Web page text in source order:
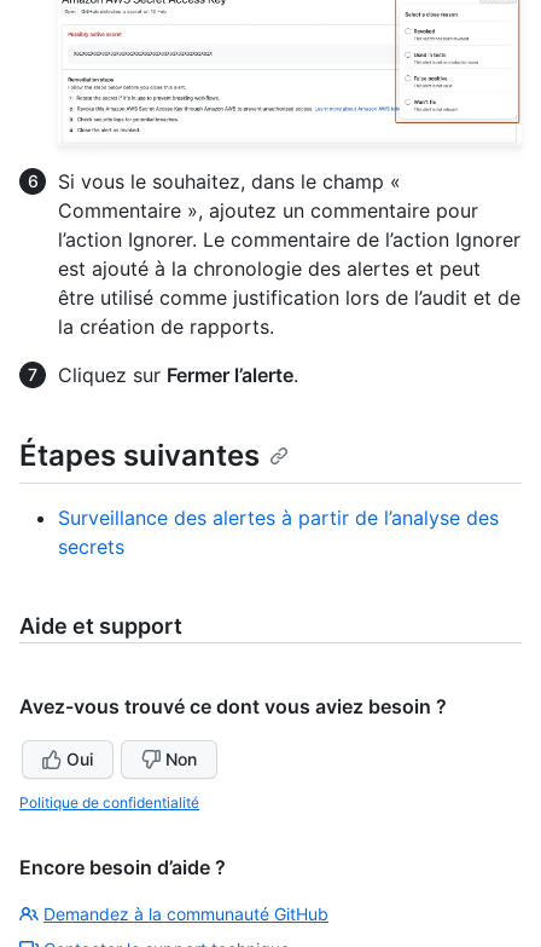
Si vous le souhaitez, dans le champ «
Commentaire », ajoutez un commentaire pour
l’action Ignorer. Le commentaire de l’action Ignorer
est ajouté à la chronologie des alertes et peut
être utilisé comme justification lors de l’audit et de
la création de rapports.
Cliquez sur Fermer l’alerte.
Étapes suivantes
Surveillance des alertes à partir de l’analyse des
secrets
Aide et support
Avez-vous trouvé ce dont vous aviez besoin ?
Oui Non
Politique de confidentialité
Encore besoin d’aide ?
Demandez à la communauté GitHub